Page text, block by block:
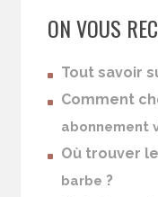
ON VOUS
Tout savoir
Comment
abonnement
Où trouver
barbe ?